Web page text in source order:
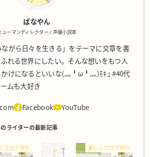
ばなやん
ューマンディレクター / 声優小説家
ながら日々を生きる」をテーマに文章を書
れる世界にしたい。そんな想いをもつ人
かけになるといいな(灬╹ω╹灬)ﾓｷｭ #40代
ムも大好き
ブログ作り 楽しくブログ作り